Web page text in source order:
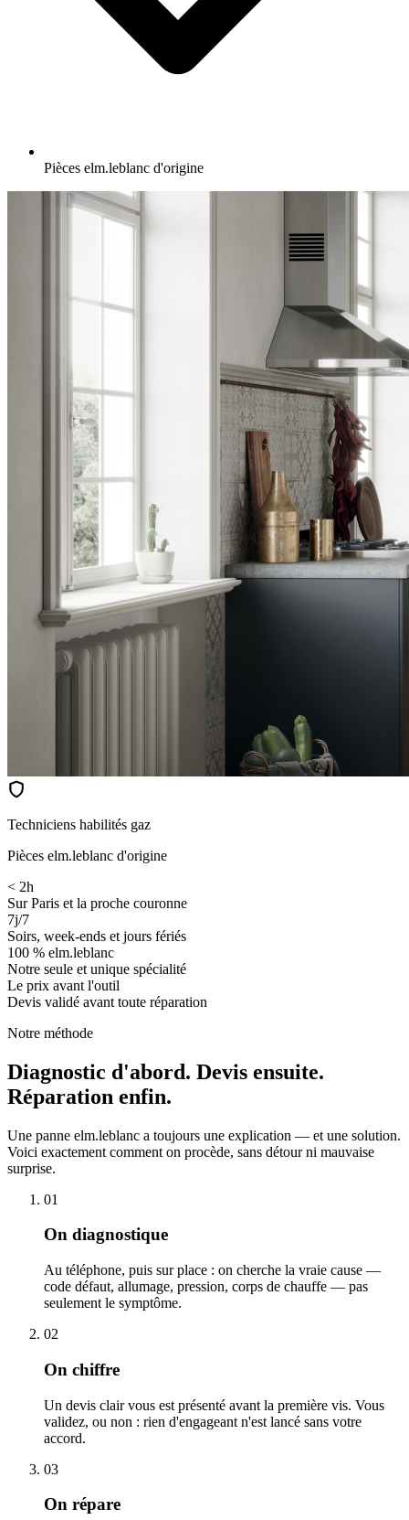
Pièces elm.leblanc d'origine
Techniciens habilités gaz
Pièces elm.leblanc d'origine
< 2h
Sur Paris et la proche couronne
7j/7
Soirs, week-ends et jours fériés
100 % elm.leblanc
Notre seule et unique spécialité
Le prix avant l'outil
Devis validé avant toute réparation
Notre méthode
Diagnostic d'abord. Devis ensuite.
Réparation enfin.
Une panne elm.leblanc a toujours une explication — et une solution.
Voici exactement comment on procède, sans détour ni mauvaise
surprise.
01
On diagnostique
Au téléphone, puis sur place : on cherche la vraie cause —
code défaut, allumage, pression, corps de chauffe — pas
seulement le symptôme.
02
On chiffre
Un devis clair vous est présenté avant la première vis. Vous
validez, ou non : rien d'engageant n'est lancé sans votre
accord.
03
On répare